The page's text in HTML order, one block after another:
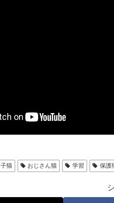
子猫 おじさん猫 学習 保護